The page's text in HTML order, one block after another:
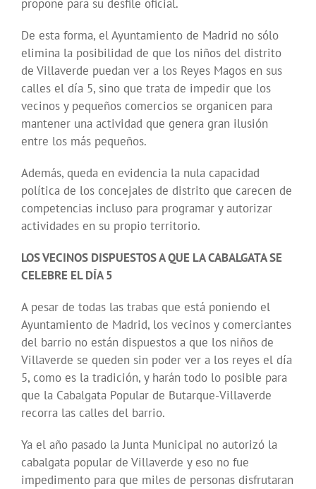
propone para su desfile oficial.
De esta forma, el Ayuntamiento de Madrid no sólo
elimina la posibilidad de que los niños del distrito
de Villaverde puedan ver a los Reyes Magos en sus
calles el día 5, sino que trata de impedir que los
vecinos y pequeños comercios se organicen para
mantener una actividad que genera gran ilusión
entre los más pequeños.
Además, queda en evidencia la nula capacidad
política de los concejales de distrito que carecen de
competencias incluso para programar y autorizar
actividades en su propio territorio.
LOS VECINOS DISPUESTOS A QUE LA CABALGATA SE
CELEBRE EL DÍA 5
A pesar de todas las trabas que está poniendo el
Ayuntamiento de Madrid, los vecinos y comerciantes
del barrio no están dispuestos a que los niños de
Villaverde se queden sin poder ver a los reyes el día
5, como es la tradición, y harán todo lo posible para
que la Cabalgata Popular de Butarque-Villaverde
recorra las calles del barrio.
Ya el año pasado la Junta Municipal no autorizó la
cabalgata popular de Villaverde y eso no fue
impedimento para que miles de personas disfrutaran